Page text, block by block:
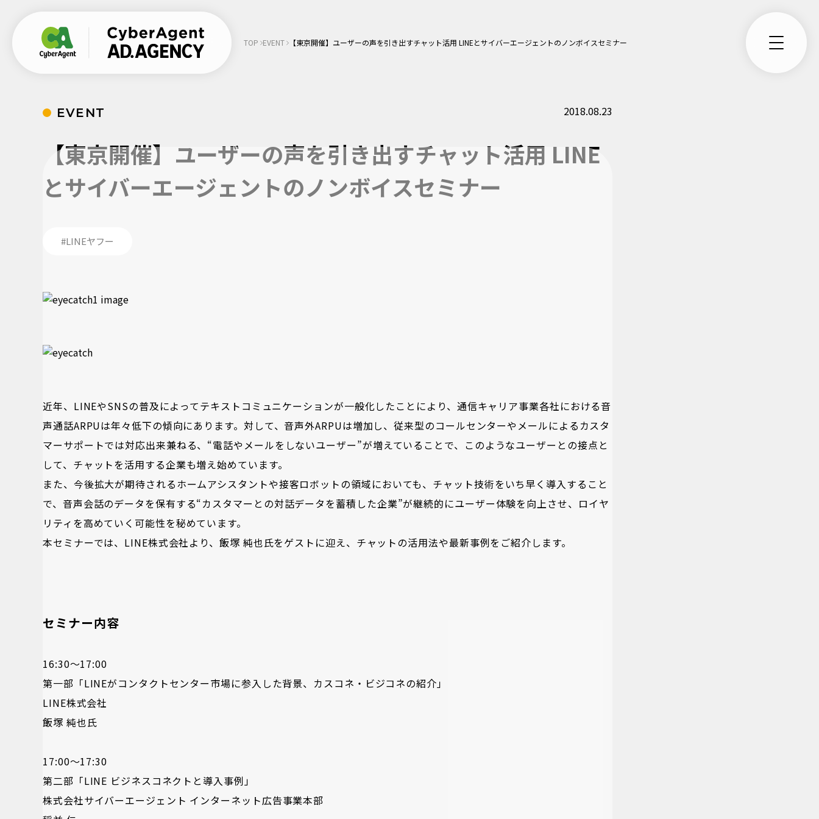
TOP EVENT 【東京開催】ユーザーの声を引き出すチャット活用 LINEとサイバーエージェントのノンボイスセミナー
EVENT 2018.08.23
【東京開催】ユーザーの声を引き出すチャット活用 LINE
とサイバーエージェントのノンボイスセミナー
#LINEヤフー
近年、LINEやSNSの普及によってテキストコミュニケーションが一般化したことにより、通信キャリア事業各社における音
声通話ARPUは年々低下の傾向にあります。対して、音声外ARPUは増加し、従来型のコールセンターやメールによるカスタ
マーサポートでは対応出来兼ねる、“電話やメールをしないユーザー”が増えていることで、このようなユーザーとの接点と
して、チャットを活用する企業も増え始めています。
また、今後拡大が期待されるホームアシスタントや接客ロボットの領域においても、チャット技術をいち早く導入すること
で、音声会話のデータを保有する“カスタマーとの対話データを蓄積した企業”が継続的にユーザー体験を向上させ、ロイヤ
リティを高めていく可能性を秘めています。
本セミナーでは、LINE株式会社より、飯塚 純也氏をゲストに迎え、チャットの活用法や最新事例をご紹介します。
セミナー内容
16:30～17:00
第一部「LINEがコンタクトセンター市場に参入した背景、カスコネ・ビジコネの紹介」
LINE株式会社
飯塚 純也氏
17:00～17:30
第二部「LINE ビジネスコネクトと導入事例」
株式会社サイバーエージェント インターネット広告事業本部